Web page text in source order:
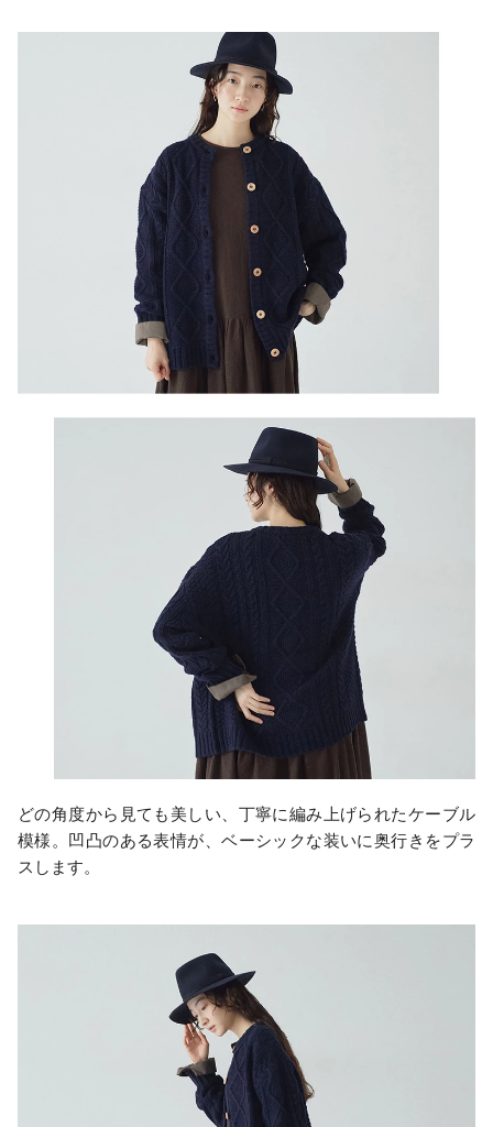
どの角度から見ても美しい、丁寧に編み上げられたケーブル
模様。凹凸のある表情が、ベーシックな装いに奥行きをプラ
スします。